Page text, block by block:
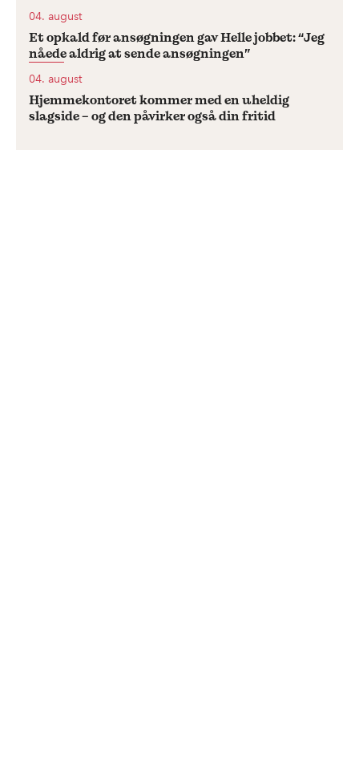
04. august
Et opkald før ansøgningen gav Helle jobbet: “Jeg
nåede aldrig at sende ansøgningen”
04. august
Hjemmekontoret kommer med en uheldig
slagside – og den påvirker også din fritid